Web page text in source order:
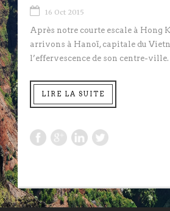
16 Oct 2015
Après notre courte escale à Hong
arrivons à Hanoï, capitale du
l’effervescence de son centre-ville.
LIRE LA SUITE